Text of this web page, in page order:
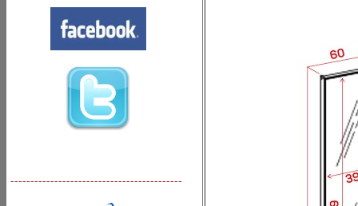
-------------------------------------------